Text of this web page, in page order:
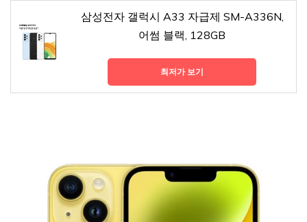
삼성전자 갤럭시 A33 자급제 SM-A336N,
어썸 블랙, 128GB
최저가 보기